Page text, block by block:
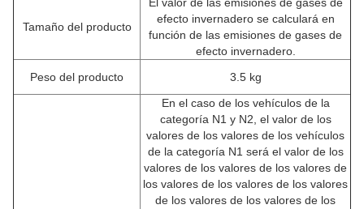
Tamaño del producto
El valor de las emisiones de gases de
efecto invernadero se calculará en
función de las emisiones de gases de
efecto invernadero.
Peso del producto
3.5 kg
En el caso de los vehículos de la
categoría N1 y N2, el valor de los
valores de los valores de los vehículos
de la categoría N1 será el valor de los
valores de los valores de los valores de
los valores de los valores de los valores
de los valores de los valores de los